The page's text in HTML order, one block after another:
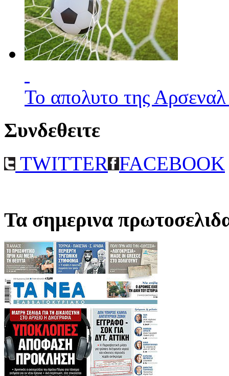
Το απολυτο της
Συνδεθειτε
TWITTER FACEBOOK
Τα σημερινα